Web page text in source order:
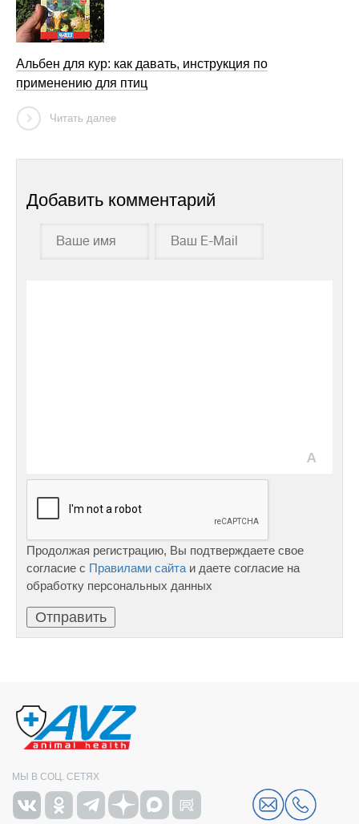
Альбен для кур: как давать, инструкция по
применению для птиц
Читать далее
Добавить комментарий
Продолжая регистрацию, Вы подтверждаете свое
согласие с Правилами сайта и даете согласие на
обработку персональных данных
МЫ В СОЦ. СЕТЯХ